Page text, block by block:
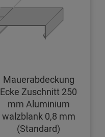
Mauerabdeckung
Ecke Zuschnitt 250
mm Aluminium
walzblank 0,8 mm
(Standard)